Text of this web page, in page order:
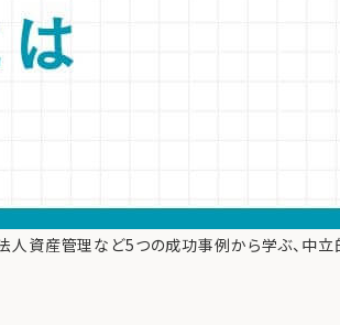
人資産管理など5つの成功事例から学ぶ、中